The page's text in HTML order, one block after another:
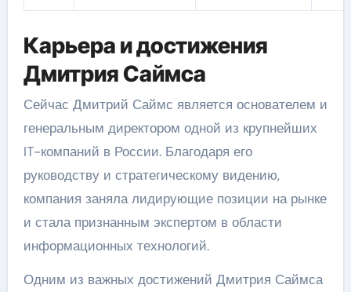
Карьера и достижения
Дмитрия Саймса
Сейчас Дмитрий Саймс является основателем и
генеральным директором одной из крупнейших
IT-компаний в России. Благодаря его
руководству и стратегическому видению,
компания заняла лидирующие позиции на рынке
и стала признанным экспертом в области
информационных технологий.
Одним из важных достижений Дмитрия Саймса